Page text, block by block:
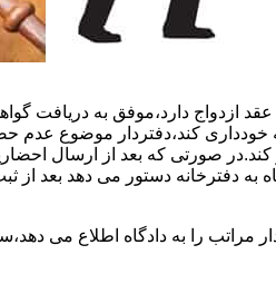
ازدواج دارد،موفق به دریافت
خودداری کند،دفتردار موضوع عدم
صورتی که بعد از ارسال
دفترخانه دستور می دهد بعد از
مراتب را به دادگاه اطلاع می